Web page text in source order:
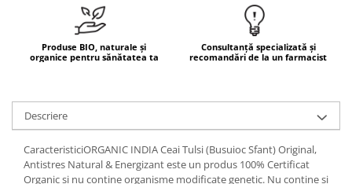
Uleiuri bronzare
Acceleratoare bronz
Deodorante
Mâini și Unghii
Creme mâini
Tratamente unghii
Miere de Manuka
Multivitamine
Palmier pitic
Probiotice
Proteine din zer (Whey Protein)
Quercetin
Produse BIO, naturale și
organice pentru sănătatea ta
Consultanță specializată și
recomandări de la un farmacist
Descriere
CaracteristiciORGANIC INDIA Ceai Tulsi (Busuioc Sfant) Original,
Antistres Natural & Energizant este un produs 100% Certificat
Organic si nu contine organisme modificate genetic. Nu contine si